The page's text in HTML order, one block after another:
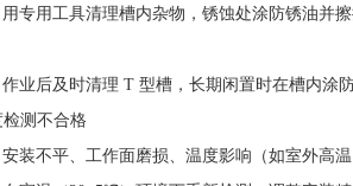
专用工具清理槽内杂物，锈蚀处涂防锈油并
业后及时清理 T 型槽，长期闲置时在槽内涂防
检测不合格
装不平、工作面磨损、温度影响（如室外高温